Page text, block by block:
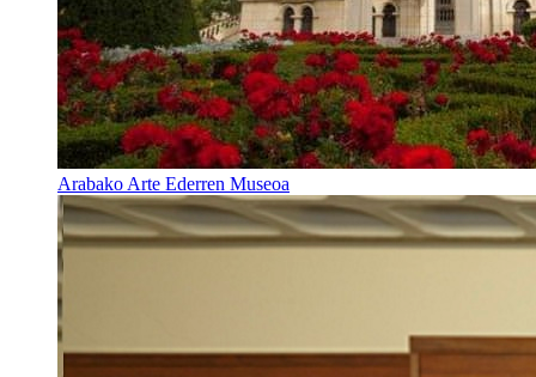
Arabako Arte Ederren Museoa